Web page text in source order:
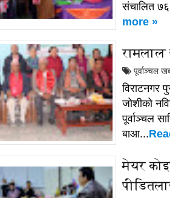
संचालित
more »
रामलाल
पूर्वाञ्चल
विराटनगर
जोशीको
पूर्वाञ्चल
बाआ...
मेयर